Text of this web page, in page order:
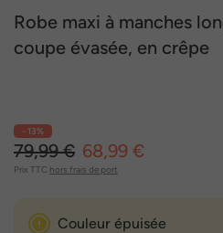
Robe maxi à manches
coupe évasée, en crêpe
- 13%
79,99 € 68,99 €
Prix TTC hors frais de port
Couleur épuisée